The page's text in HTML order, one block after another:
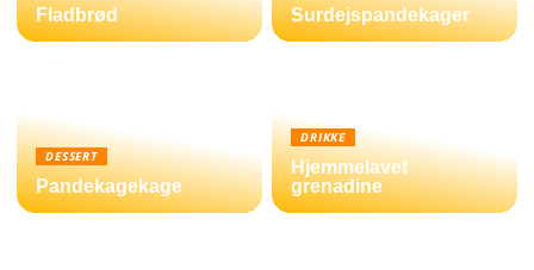
Fladbrød Surdejspandekager
DESSERT
Pandekagekage
DRIKKE
Hjemmelavet
grenadine